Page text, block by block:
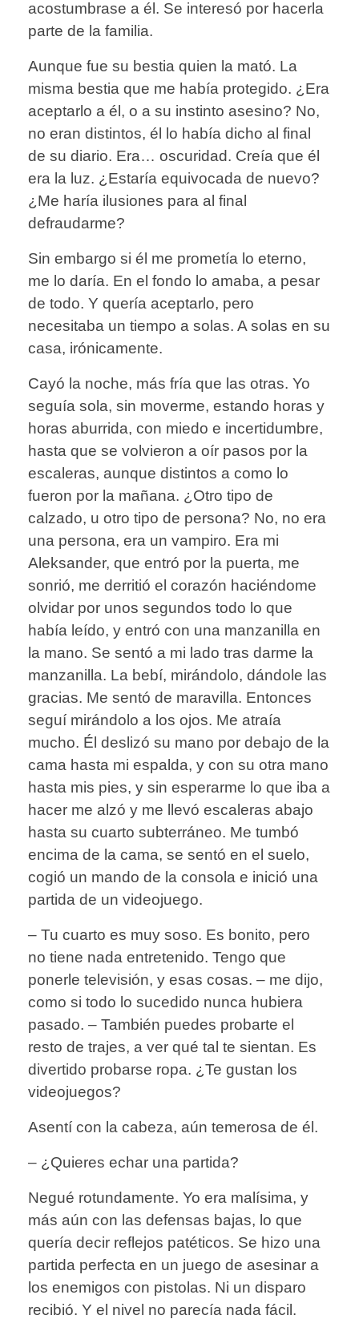
acostumbrase a él. Se interesó por hacerla
parte de la familia.
Aunque fue su bestia quien la mató. La
misma bestia que me había protegido. ¿Era
aceptarlo a él, o a su instinto asesino? No,
no eran distintos, él lo había dicho al final
de su diario. Era… oscuridad. Creía que él
era la luz. ¿Estaría equivocada de nuevo?
¿Me haría ilusiones para al final
defraudarme?
Sin embargo si él me prometía lo eterno,
me lo daría. En el fondo lo amaba, a pesar
de todo. Y quería aceptarlo, pero
necesitaba un tiempo a solas. A solas en su
casa, irónicamente.
Cayó la noche, más fría que las otras. Yo
seguía sola, sin moverme, estando horas y
horas aburrida, con miedo e incertidumbre,
hasta que se volvieron a oír pasos por la
escaleras, aunque distintos a como lo
fueron por la mañana. ¿Otro tipo de
calzado, u otro tipo de persona? No, no era
una persona, era un vampiro. Era mi
Aleksander, que entró por la puerta, me
sonrió, me derritió el corazón haciéndome
olvidar por unos segundos todo lo que
había leído, y entró con una manzanilla en
la mano. Se sentó a mi lado tras darme la
manzanilla. La bebí, mirándolo, dándole las
gracias. Me sentó de maravilla. Entonces
seguí mirándolo a los ojos. Me atraía
mucho. Él deslizó su mano por debajo de la
cama hasta mi espalda, y con su otra mano
hasta mis pies, y sin esperarme lo que iba a
hacer me alzó y me llevó escaleras abajo
hasta su cuarto subterráneo. Me tumbó
encima de la cama, se sentó en el suelo,
cogió un mando de la consola e inició una
partida de un videojuego.
– Tu cuarto es muy soso. Es bonito, pero
no tiene nada entretenido. Tengo que
ponerle televisión, y esas cosas. – me dijo,
como si todo lo sucedido nunca hubiera
pasado. – También puedes probarte el
resto de trajes, a ver qué tal te sientan. Es
divertido probarse ropa. ¿Te gustan los
videojuegos?
Asentí con la cabeza, aún temerosa de él.
– ¿Quieres echar una partida?
Negué rotundamente. Yo era malísima, y
más aún con las defensas bajas, lo que
quería decir reflejos patéticos. Se hizo una
partida perfecta en un juego de asesinar a
los enemigos con pistolas. Ni un disparo
recibió. Y el nivel no parecía nada fácil.